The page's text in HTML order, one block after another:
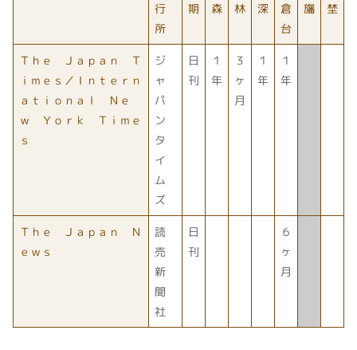
行
所
期
森
林
深
倉
台
旛
埜
Ｔｈｅ Ｊａｐａｎ Ｔ
ｉｍｅｓ／Ｉｎｔｅｒｎ
ａｔｉｏｎａｌ Ｎｅ
ｗ Ｙｏｒｋ Ｔｉｍｅ
ｓ
ジ
ャ
パ
ン
タ
イ
ム
ズ
日
刊
１
年
３
ヶ
月
１
年
１
年
Ｔｈｅ Ｊａｐａｎ Ｎ
ｅｗｓ
読
売
新
聞
社
日
刊
６
ヶ
月